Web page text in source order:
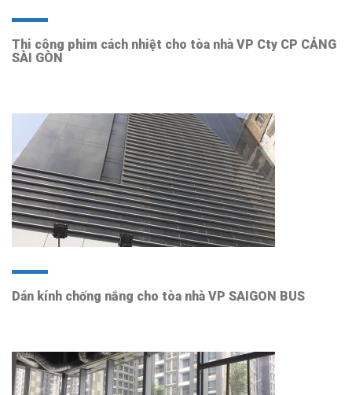
Thi công phim cách nhiệt cho tòa nhà VP Cty CP CẢNG
SÀI GÒN
Dán kính chống nắng cho tòa nhà VP SAIGON BUS